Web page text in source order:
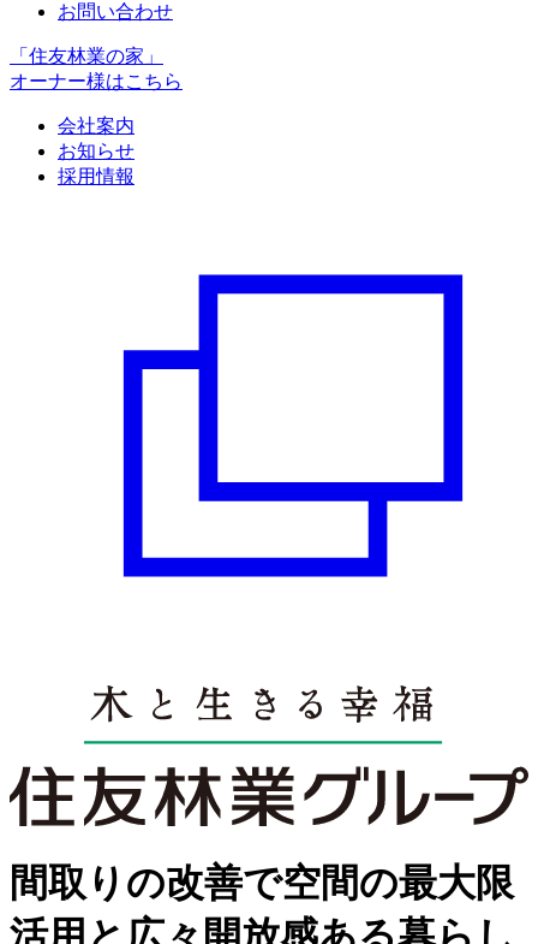
お問い合わせ
「住友林業の家」
オーナー様はこちら
会社案内
お知らせ
採用情報
間取りの改善で空間の最大限
活用と広々開放感ある暮らし